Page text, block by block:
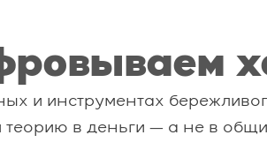
и инструментах
в деньги — а не в